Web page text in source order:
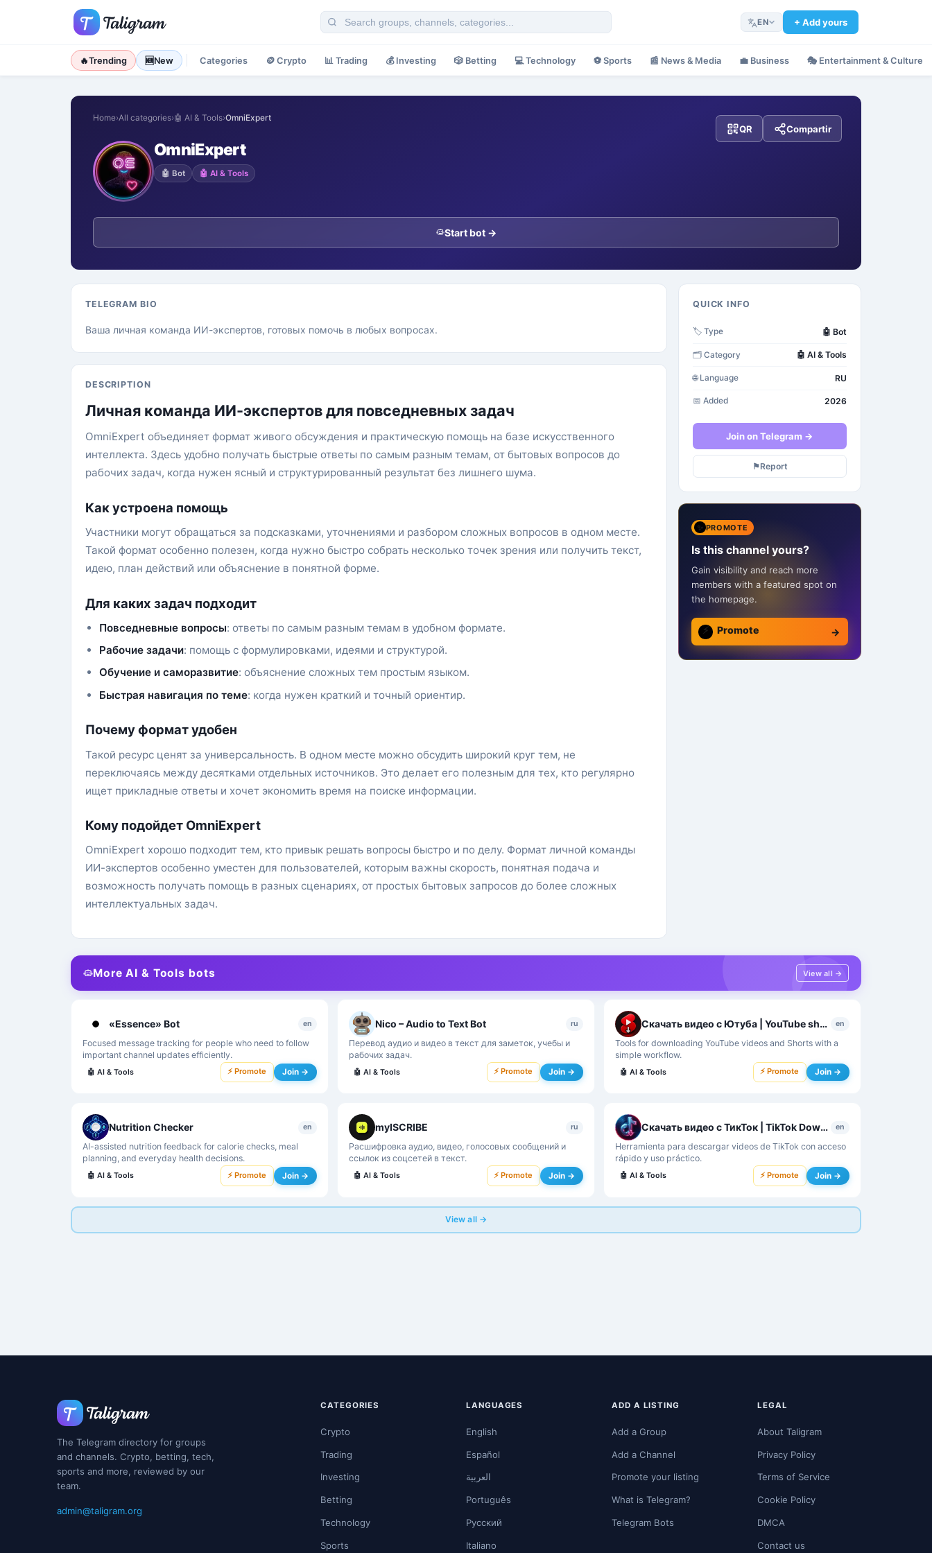
EN + Add yours
🔥Trending 🆕New Categories 🪙 Crypto 📊 Trading 💰 Investing 🎲 Betting 💻 Technology ⚽ Sports 📰 News & Media 💼 Business 🎭 Entertainment & Culture
Home›All categories›🤖 AI & Tools›OmniExpert
OmniExpert
🤖 Bot 🤖 AI & Tools
QR Compartir
Start bot →
TELEGRAM BIO
Ваша личная команда ИИ-экспертов, готовых помочь в любых вопросах.
DESCRIPTION
Личная команда ИИ-экспертов для повседневных задач
OmniExpert объединяет формат живого обсуждения и практическую помощь на базе искусственного
интеллекта. Здесь удобно получать быстрые ответы по самым разным темам, от бытовых вопросов до
рабочих задач, когда нужен ясный и структурированный результат без лишнего шума.
Как устроена помощь
Участники могут обращаться за подсказками, уточнениями и разбором сложных вопросов в одном месте.
Такой формат особенно полезен, когда нужно быстро собрать несколько точек зрения или получить текст,
идею, план действий или объяснение в понятной форме.
Для каких задач подходит
Повседневные вопросы: ответы по самым разным темам в удобном формате.
Рабочие задачи: помощь с формулировками, идеями и структурой.
Обучение и саморазвитие: объяснение сложных тем простым языком.
Быстрая навигация по теме: когда нужен краткий и точный ориентир.
Почему формат удобен
Такой ресурс ценят за универсальность. В одном месте можно обсудить широкий круг тем, не
переключаясь между десятками отдельных источников. Это делает его полезным для тех, кто регулярно
ищет прикладные ответы и хочет экономить время на поиске информации.
Кому подойдет OmniExpert
OmniExpert хорошо подходит тем, кто привык решать вопросы быстро и по делу. Формат личной команды
ИИ-экспертов особенно уместен для пользователей, которым важны скорость, понятная подача и
возможность получать помощь в разных сценариях, от простых бытовых запросов до более сложных
интеллектуальных задач.
QUICK INFO
🏷️ Type 🤖 Bot
🗂️ Category 🤖 AI & Tools
🌐Language RU
📅 Added 2026
Join on Telegram →
⚑Report
PROMOTE
Is this channel yours?
Gain visibility and reach more
members with a featured spot on
the homepage.
⚡ Promote →
More AI & Tools bots View all →
«Essence» Bot en
Focused message tracking for people who need to follow
important channel updates efficiently.
🤖 AI & Tools ⚡ Promote Join →
Nico – Audio to Text Bot ru
Перевод аудио и видео в текст для заметок, учебы и
рабочих задач.
🤖 AI & Tools ⚡ Promote Join →
Скачать видео с Ютуба | YouTube shorts Downloader en
Tools for downloading YouTube videos and Shorts with a
simple workflow.
🤖 AI & Tools ⚡ Promote Join →
Nutrition Checker en
AI-assisted nutrition feedback for calorie checks, meal
planning, and everyday health decisions.
🤖 AI & Tools ⚡ Promote Join →
myISCRIBE ru
Расшифровка аудио, видео, голосовых сообщений и
ссылок из соцсетей в текст.
🤖 AI & Tools ⚡ Promote Join →
Скачать видео с ТикТок | TikTok Downloader en
Herramienta para descargar videos de TikTok con acceso
rápido y uso práctico.
🤖 AI & Tools ⚡ Promote Join →
View all →
The Telegram directory for groups
and channels. Crypto, betting, tech,
sports and more, reviewed by our
team.
admin@taligram.org
CATEGORIES
Crypto
Trading
Investing
Betting
Technology
Sports
LANGUAGES
English
Español
العربية
Português
Русский
Italiano
ADD A LISTING
Add a Group
Add a Channel
Promote your listing
What is Telegram?
Telegram Bots
LEGAL
About Taligram
Privacy Policy
Terms of Service
Cookie Policy
DMCA
Contact us